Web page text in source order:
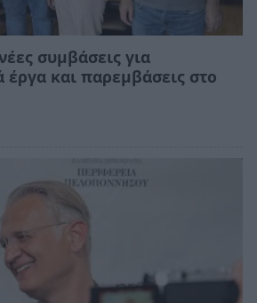
συμβάσεις για
έργα και παρεμβάσεις στο